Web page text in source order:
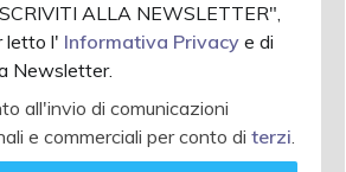
ALLA NEWSLETTER",
letto l' Informativa Privacy e di
Newsletter.
all'invio di comunicazioni
e commerciali per conto di terzi.